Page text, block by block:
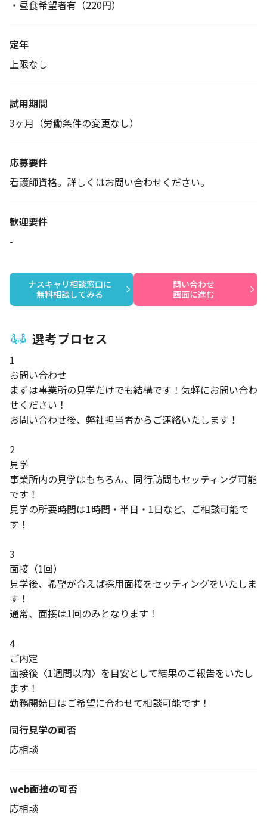
・昼食希望者有（220円）
定年
上限なし
試用期間
3ヶ月（労働条件の変更なし）
応募要件
看護師資格。詳しくはお問い合わせください。
歓迎要件
-
ナスキャリ相談窓口に
無料相談してみる
問い合わせ
画面に進む
選考プロセス
1
お問い合わせ
まずは事業所の見学だけでも結構です！気軽にお問い合わ
せください！
お問い合わせ後、弊社担当者からご連絡いたします！
2
見学
事業所内の見学はもちろん、同行訪問もセッティング可能
です！
見学の所要時間は1時間・半日・1日など、ご相談可能で
す！
3
面接（1回）
見学後、希望が合えば採用面接をセッティングをいたしま
す！
通常、面接は1回のみとなります！
4
ご内定
面接後〈1週間以内〉を目安として結果のご報告をいたし
ます！
勤務開始日はご希望に合わせて相談可能です！
同行見学の可否
応相談
web面接の可否
応相談